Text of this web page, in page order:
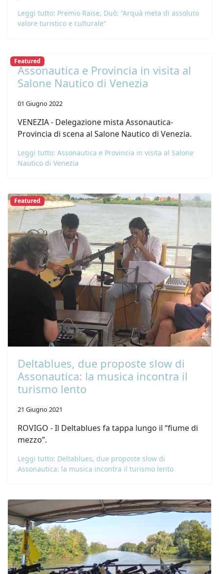
Leggi tutto: Premio Raise, Duò: “Arquà meta di assoluto
valore turistico e culturale”
Featured
Assonautica e Provincia in visita al
Salone Nautico di Venezia
01 Giugno 2022
VENEZIA - Delegazione mista Assonautica-
Provincia di scena al Salone Nautico di Venezia.
Leggi tutto: Assonautica e Provincia in visita al Salone
Nautico di Venezia
Featured
Deltablues, due proposte slow di
Assonautica: la musica incontra il
turismo lento
21 Giugno 2021
ROVIGO - Il Deltablues fa tappa lungo il “fiume di
mezzo”.
Leggi tutto: Deltablues, due proposte slow di
Assonautica: la musica incontra il turismo lento